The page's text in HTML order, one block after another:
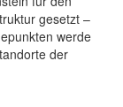
gesetzt –
werde
der